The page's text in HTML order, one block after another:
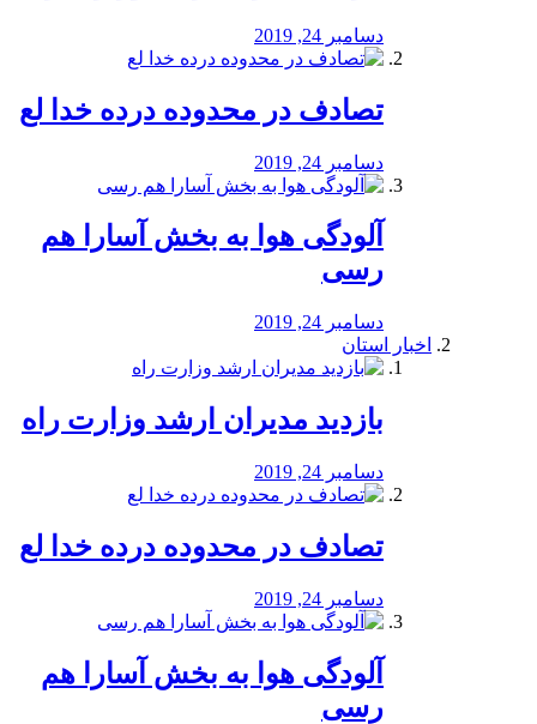
دسامبر 24, 2019
تصادف در محدوده درده خدا لع
دسامبر 24, 2019
آلودگی هوا به بخش آسارا هم
رسی
دسامبر 24, 2019
اخبار استان
بازدید مدیران ارشد وزارت راه
دسامبر 24, 2019
تصادف در محدوده درده خدا لع
دسامبر 24, 2019
آلودگی هوا به بخش آسارا هم
رسی